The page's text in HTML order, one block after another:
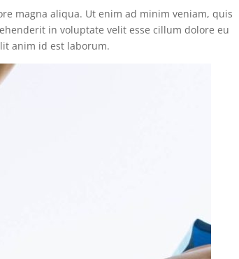
magna aliqua. Ut enim ad minim veniam, quis
in voluptate velit esse cillum dolore eu
anim id est laborum.